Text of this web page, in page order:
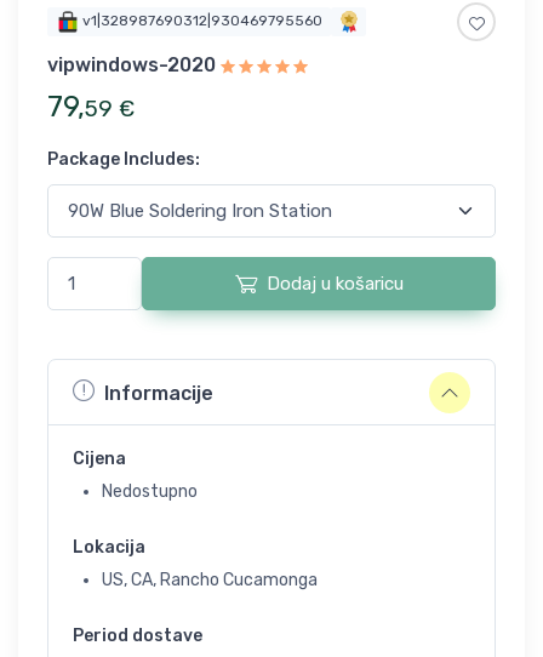
v1|328987690312|930469795560
vipwindows-2020
79,59 €
Package Includes:
Dodaj u košaricu
Informacije
Cijena
Nedostupno
Lokacija
US, CA, Rancho Cucamonga
Period dostave